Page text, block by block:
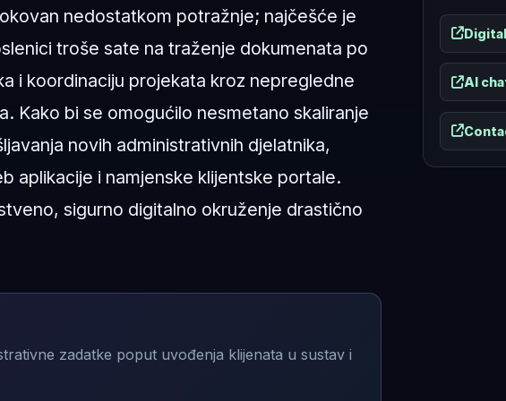
AI
nedostatkom potražnje; najčešće je
troše sate na traženje dokumenata po
i koordinaciju projekata kroz nepregledne
Kako bi se omogućilo nesmetano skaliranje
novih administrativnih djelatnika,
aplikacije i namjenske klijentske portale.
sigurno digitalno okruženje drastično
zadatke poput uvođenja klijenata u sustav i